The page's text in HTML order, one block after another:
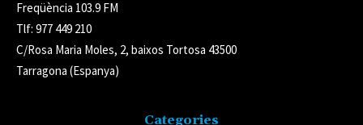
Freqüència 103.9 FM
Tlf: 977 449 210
C/Rosa Maria Moles, 2, baixos Tortosa 43500
Tarragona (Espanya)
Categories